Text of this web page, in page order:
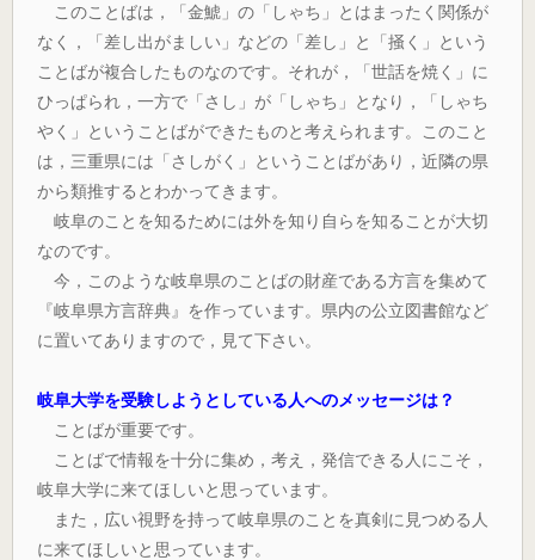
このことばは，「金鯱」の「しゃち」とはまったく関係が
なく，「差し出がましい」などの「差し」と「掻く」という
ことばが複合したものなのです。それが，「世話を焼く」に
ひっぱられ，一方で「さし」が「しゃち」となり，「しゃち
やく」ということばができたものと考えられます。このこと
は，三重県には「さしがく」ということばがあり，近隣の県
から類推するとわかってきます。
岐阜のことを知るためには外を知り自らを知ることが大切
なのです。
今，このような岐阜県のことばの財産である方言を集めて
『岐阜県方言辞典』を作っています。県内の公立図書館など
に置いてありますので，見て下さい。
岐阜大学を受験しようとしている人へのメッセージは？
ことばが重要です。
ことばで情報を十分に集め，考え，発信できる人にこそ，
岐阜大学に来てほしいと思っています。
また，広い視野を持って岐阜県のことを真剣に見つめる人
に来てほしいと思っています。